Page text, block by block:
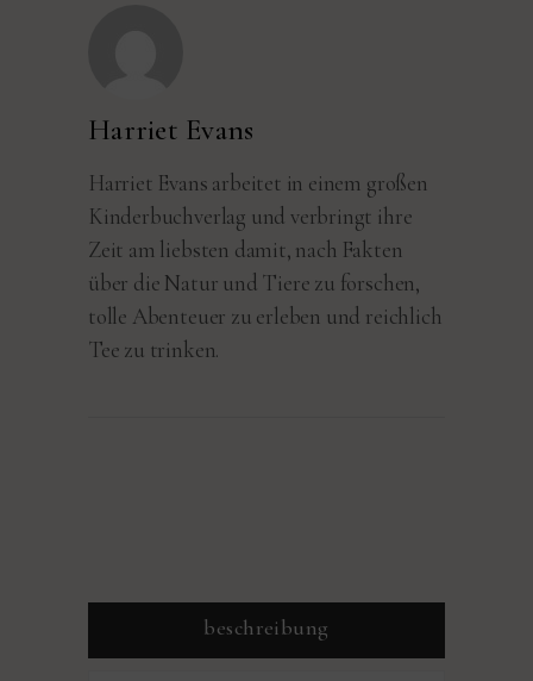
Harriet Evans
Harriet Evans arbeitet in einem großen
Kinderbuchverlag und verbringt ihre
Zeit am liebsten damit, nach Fakten
über die Natur und Tiere zu forschen,
tolle Abenteuer zu erleben und reichlich
Tee zu trinken.
beschreibung